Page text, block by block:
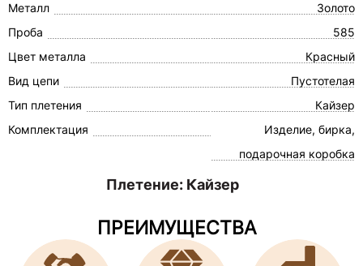
Металл
Золото
Проба
585
Цвет металла
Красный
Вид цепи
Пустотелая
Тип плетения
Кайзер
Комплектация
Изделие, бирка,
подарочная коробка
Плетение: Кайзер
ПРЕИМУЩЕСТВА